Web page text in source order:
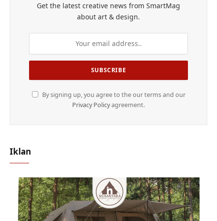
Get the latest creative news from SmartMag
about art & design.
By signing up, you agree to the our terms and our
Privacy Policyagreement.
Iklan